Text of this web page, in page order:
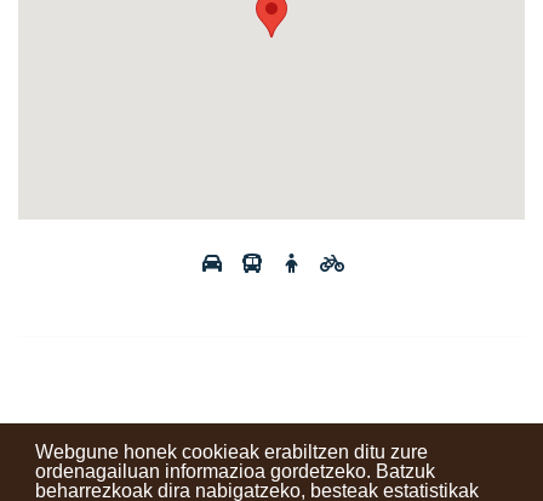
Webgune honek cookieak erabiltzen ditu zure
ordenagailuan informazioa gordetzeko. Batzuk
beharrezkoak dira nabigatzeko, besteak estatistikak